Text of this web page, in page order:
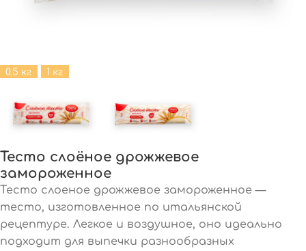
0.5 кг 1 кг
Тесто слоёное дрожжевое
замороженное
Тесто слоеное дрожжевое замороженное —
тесто, изготовленное по итальянской
рецептуре. Легкое и воздушное, оно идеально
подходит для выпечки разнообразных